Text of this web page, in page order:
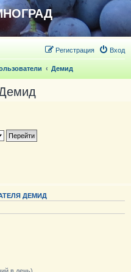
Вход
Регистрация
Демид
ДЕМИД